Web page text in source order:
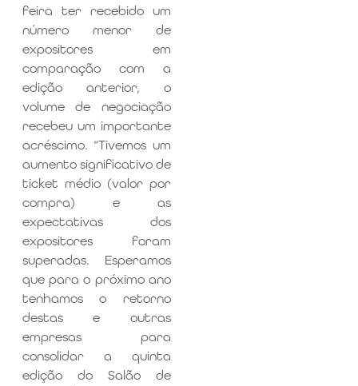
feira ter recebido um
número menor de
expositores em
comparação com a
edição anterior, o
volume de negociação
recebeu um importante
acréscimo. “Tivemos um
aumento significativo de
ticket médio (valor por
compra) e as
expectativas dos
expositores foram
superadas. Esperamos
que para o próximo ano
tenhamos o retorno
destas e outras
empresas para
consolidar a quinta
edição do Salão de